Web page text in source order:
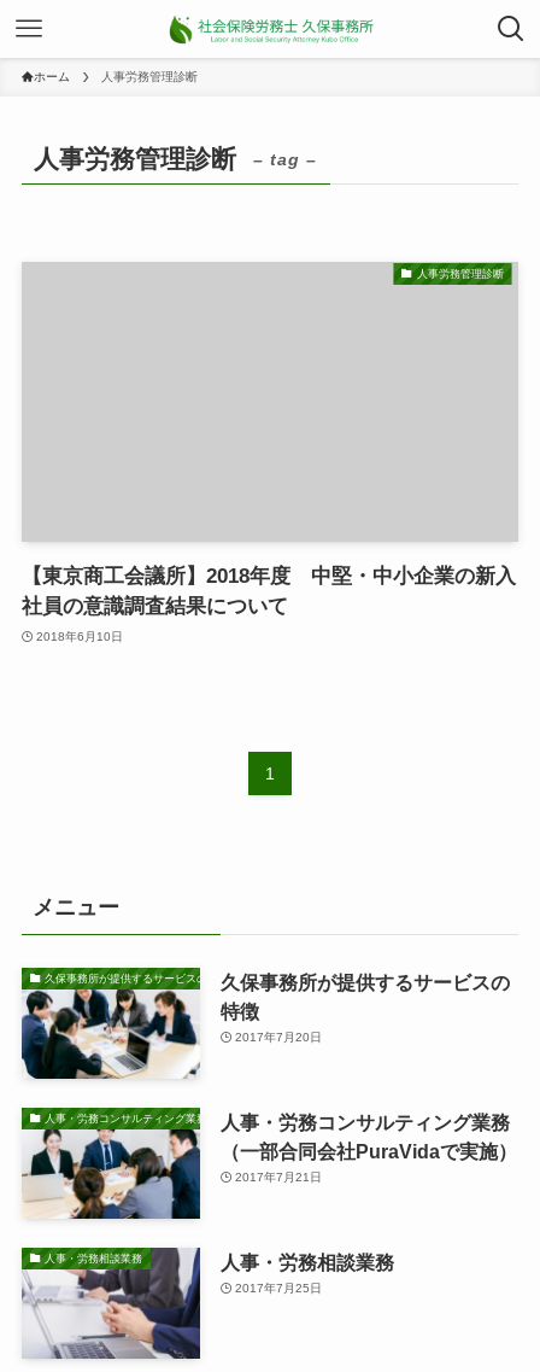
ホーム 人事労務管理診断
人事労務管理診断 – tag –
人事労務管理診断
【東京商工会議所】2018年度 中堅・中小企業の新入
社員の意識調査結果について
2018年6月10日
1
メニュー
久保事務所が提供するサービスの特徴久保事務所が提供するサービスの
特徴
2017年7月20日
人事・労務コンサルティング業務
人事・労務コンサルティング業務
（一部合同会社PuraVidaで実施）
2017年7月21日
人事・労務相談業務 人事・労務相談業務
2017年7月25日